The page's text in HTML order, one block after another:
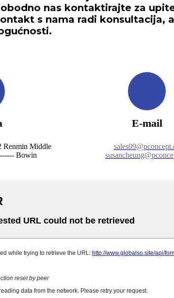
nas kontaktirajte za
s nama radi konsultacija,
Renmin Middle
Bowin
E-mail